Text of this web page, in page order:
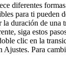
diferentes
para ti pueden
la duración de una
siga estos
clic en la
Para